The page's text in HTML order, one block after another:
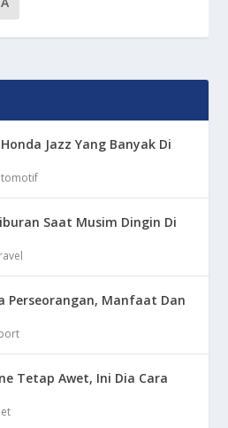
Jazz Yang Banyak Di
Saat Musim Dingin Di
Perseorangan, Manfaat Dan
Tetap Awet, Ini Dia Cara